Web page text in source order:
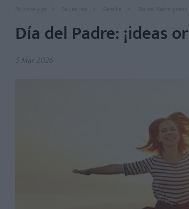
Mi bebé y yo Mujer Hoy Familia Día del Padre:
Día del Padre: ¡ideas
5 Mar 2026